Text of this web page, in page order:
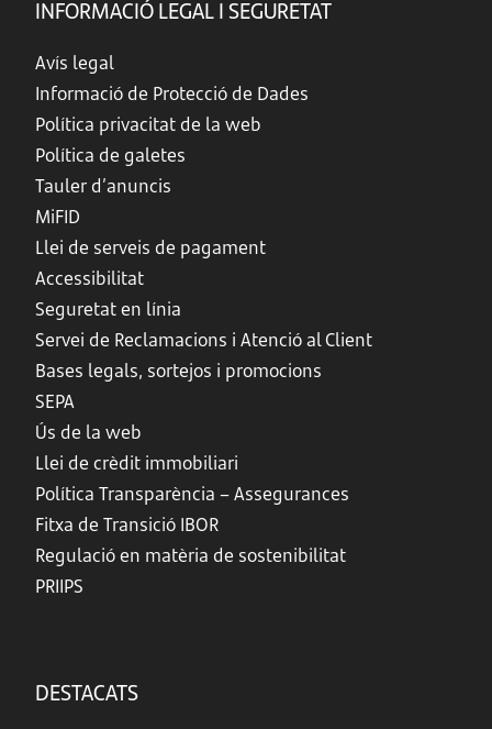
INFORMACIÓ LEGAL I SEGURETAT
Avís legal
Informació de Protecció de Dades
Política privacitat de la web
Política de galetes
Tauler d’anuncis
MiFID
Llei de serveis de pagament
Accessibilitat
Seguretat en línia
Servei de Reclamacions i Atenció al Client
Bases legals, sortejos i promocions
SEPA
Ús de la web
Llei de crèdit immobiliari
Política Transparència – Assegurances
Fitxa de Transició IBOR
Regulació en matèria de sostenibilitat
PRIIPS
DESTACATS